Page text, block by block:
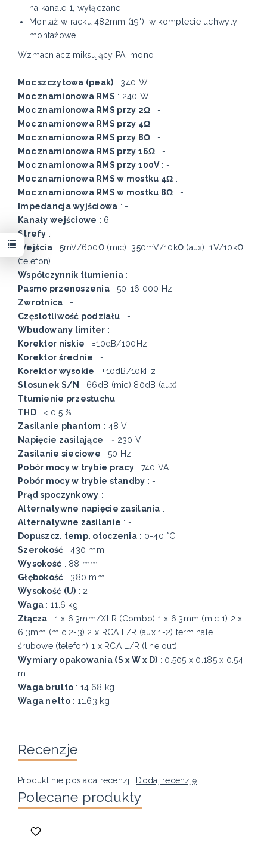
na kanale 1, wyłączane
Montaż w racku 482mm (19"), w komplecie uchwyty
montażowe
Wzmacniacz miksujący PA, mono
Moc szczytowa (peak) : 340 W
Moc znamionowa RMS : 240 W
Moc znamionowa RMS przy 2Ω : -
Moc znamionowa RMS przy 4Ω : -
Moc znamionowa RMS przy 8Ω : -
Moc znamionowa RMS przy 16Ω : -
Moc znamionowa RMS przy 100V: -
Moc znamionowa RMS w mostku 4Ω : -
Moc znamionowa RMS w mostku 8Ω : -
Impedancja wyjściowa : -
Kanały wejściowe : 6
Strefy : -
Wejścia: 5mV/600Ω (mic), 350mV/10kΩ (aux), 1V/10kΩ
(telefon)
Współczynnik tłumienia : -
Pasmo przenoszenia : 50-16 000 Hz
Zwrotnica : -
Częstotliwość podziału : -
Wbudowany limiter : -
Korektor niskie : ±10dB/100Hz
Korektor średnie : -
Korektor wysokie : ±10dB/10kHz
Stosunek S/N : 66dB (mic) 80dB (aux)
Tłumienie przesłuchu : -
THD: < 0.5 %
Zasilanie phantom : 48 V
Napięcie zasilające : ~ 230 V
Zasilanie sieciowe : 50 Hz
Pobór mocy w trybie pracy : 740 VA
Pobór mocy w trybie standby : -
Prąd spoczynkowy : -
Alternatywne napięcie zasilania : -
Alternatywne zasilanie : -
Dopuszcz. temp. otoczenia : 0-40 °C
Szerokość : 430 mm
Wysokość : 88 mm
Głębokość : 380 mm
Wysokość (U) : 2
Waga : 11.6 kg
Złącza : 1 x 6.3mm/XLR (Combo) 1 x 6.3mm (mic 1) 2 x
6.3mm (mic 2-3) 2 x RCA L/R (aux 1-2) terminale
śrubowe (telefon) 1 x RCA L/R (line out)
Wymiary opakowania (S x W x D) : 0.505 x 0.185 x 0.54
m
Waga brutto : 14.68 kg
Waga netto: 11.63 kg
Recenzje
Produkt nie posiada recenzji. Dodaj recenzję
Polecane produkty